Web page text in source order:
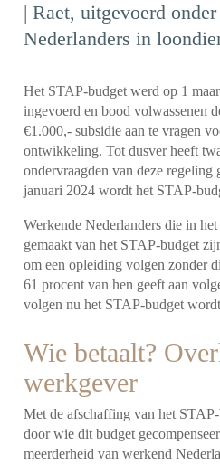
| Raet, uitgevoerd
Nederlanders in
Het STAP-budget werd op 1
ingevoerd en bood volwassenen
€1.000,- subsidie aan te vragen
ontwikkeling. Tot dusver heeft
ondervraagden van deze regeling
januari 2024 wordt het STAP-
Werkende Nederlanders die in
gemaakt van het STAP-budget
om een opleiding volgen zonder
61 procent van hen geeft aan
volgen nu het STAP-budget
Wie betaalt?
werkgever
Met de afschaffing van het
door wie dit budget
meerderheid van werkend